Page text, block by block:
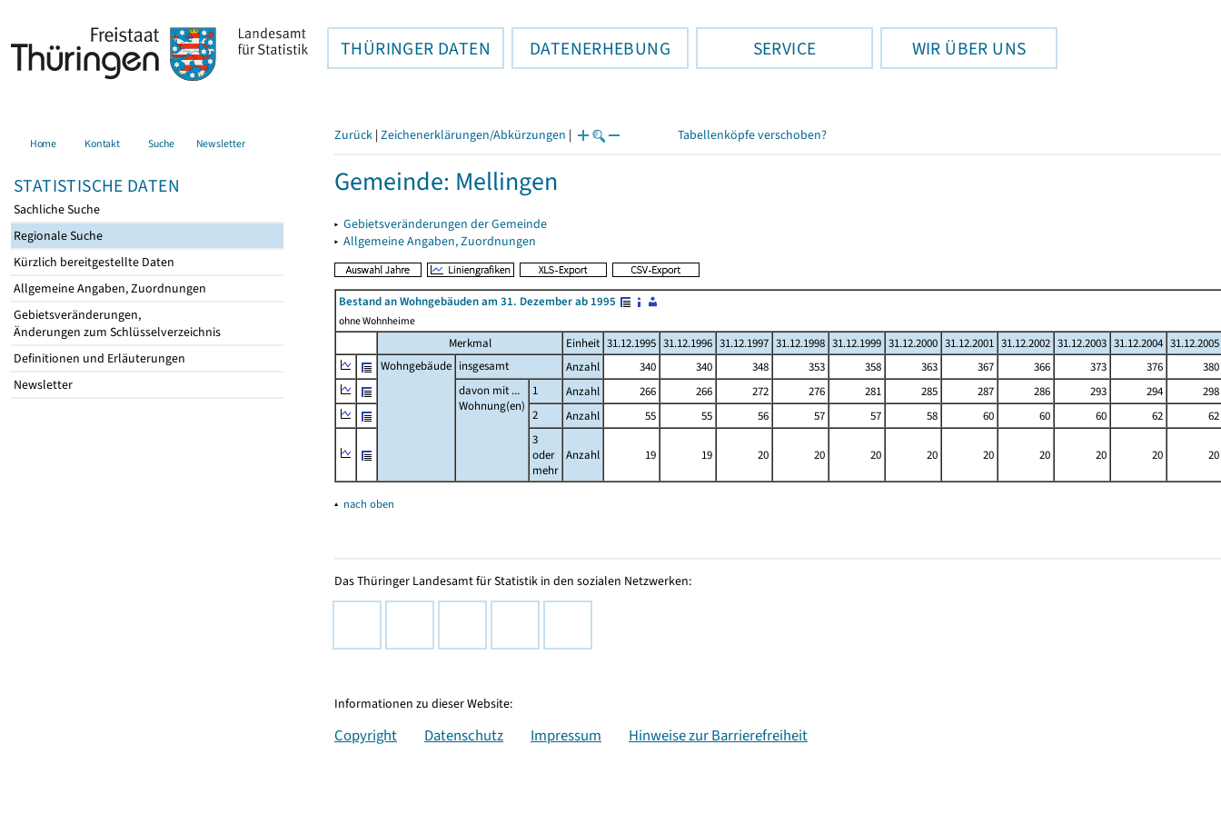
THÜRINGER DATEN DATENERHEBUNG SERVICE WIR ÜBER UNS
Home Kontakt Suche Newsletter
STATISTISCHE DATEN
Sachliche Suche
Regionale Suche
Kürzlich bereitgestellte Daten
Allgemeine Angaben, Zuordnungen
Gebietsveränderungen,
Änderungen zum Schlüsselverzeichnis
Definitionen und Erläuterungen
Newsletter
Zurück | Zeichenerklärungen/Abkürzungen | Tabellenköpfe verschoben?
Gemeinde: Mellingen
▸ Gebietsveränderungen der Gemeinde
▸ Allgemeine Angaben, Zuordnungen
Bestand an Wohngebäuden am 31. Dezember ab 1995
ohne Wohnheime
Merkmal Einheit 31.12.1995 31.12.1996 31.12.1997 31.12.1998 31.12.1999 31.12.2000 31.12.2001 31.12.2002 31.12.2003 31.12.2004 31.12.2005
Wohngebäude insgesamt Anzahl 340 340 348 353 358 363 367 366 373 376
380
davon mit ...
Wohnung(en)
1 Anzahl 266 266 272 276 281 285 287 286 293 294
298
2
Anzahl 55 55 56 57 57 58 60 60 60 62
62
3
oder
mehr
Anzahl 19 19 20 20 20 20 20 20 20 20 20
▴ nach oben
Das Thüringer Landesamt für Statistik in den sozialen Netzwerken:
Informationen zu dieser Website:
Copyright Datenschutz Impressum Hinweise zur Barrierefreiheit